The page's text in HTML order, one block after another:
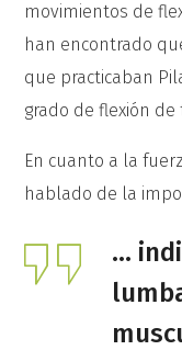
movimientos de
han encontrado
que practicaban
grado de flexión de
En cuanto a la
hablado de la
…